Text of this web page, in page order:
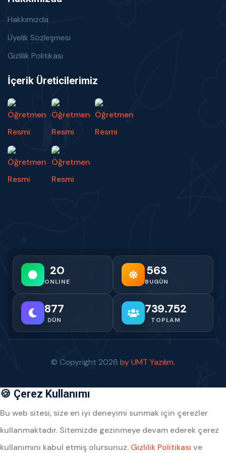
Hakkımızda
Üyelik Sözleşmesi
Gizlilik Politikası
İçerik Üreticilerimiz
20
ONLINE
563
BUGÜN
877
DÜN
739.752
TOPLAM
© Copyright 2026 by UMT Yazılım.
🍪 Çerez Kullanımı
Bu web sitesi, size en iyi deneyimi sunmak için çerezler
kullanmaktadır. Sitemizde gezinmeye devam ederek çerez
kullanımını kabul etmiş olursunuz. Gizlilik Politikası ve